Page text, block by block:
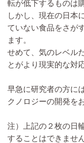
転が低下するものは
しかし、現在の日本
ていない食品をさが
ます。
せめて、気のレベル
とがより現実的な対
早急に研究者の方に
クノロジーの開発を
注）上記の２枚の日
することはできませ